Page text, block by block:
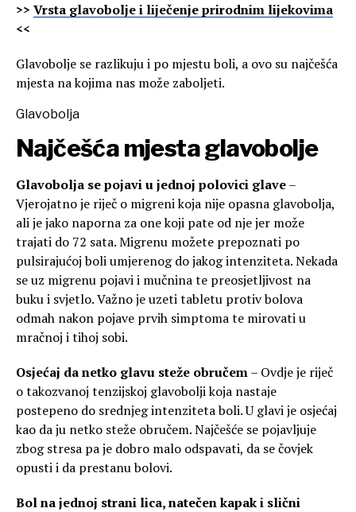
>> Vrsta glavobolje i liječenje prirodnim lijekovima
<<
Glavobolje se razlikuju i po mjestu boli, a ovo su najčešća
mjesta na kojima nas može zaboljeti.
Glavobolja
Najčešća mjesta glavobolje
Glavobolja se pojavi u jednoj polovici glave–
Vjerojatno je riječ o migreni koja nije opasna glavobolja,
ali je jako naporna za one koji pate od nje jer može
trajati do 72 sata. Migrenu možete prepoznati po
pulsirajućoj boli umjerenog do jakog intenziteta. Nekada
se uz migrenu pojavi i mučnina te preosjetljivost na
buku i svjetlo. Važno je uzeti tabletu protiv bolova
odmah nakon pojave prvih simptoma te mirovati u
mračnoj i tihoj sobi.
Osjećaj da netko glavu steže obručem– Ovdje je riječ
o takozvanoj tenzijskoj glavobolji koja nastaje
postepeno do srednjeg intenziteta boli. U glavi je osjećaj
kao da ju netko steže obručem. Najčešće se pojavljuje
zbog stresa pa je dobro malo odspavati, da se čovjek
opusti i da prestanu bolovi.
Bol na jednoj strani lica, natečen kapak i slični